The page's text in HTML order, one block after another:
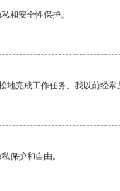
和安全性保护。
完成工作任务。我以前经
保护和自由。